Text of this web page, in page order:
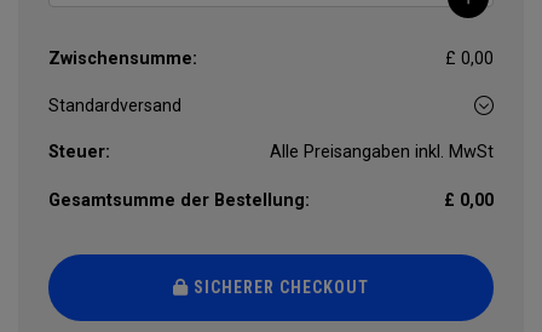
Zwischensumme: £ 0,00
Steuer: Alle Preisangaben inkl. MwSt
Gesamtsumme der Bestellung: £ 0,00
SICHERER CHECKOUT